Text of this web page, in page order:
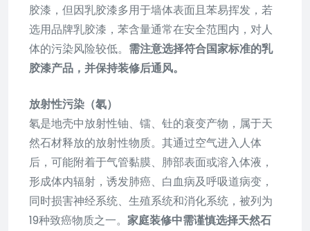
胶漆，但因乳胶漆多用于墙体表面且苯易挥发，若
选用品牌乳胶漆，苯含量通常在安全范围内，对人
体的污染风险较低。 需注意选择符合国家标准的乳
胶漆产品，并保持装修后通风。
放射性污染（氡）
氡是地壳中放射性铀、镭、钍的衰变产物，属于天
然石材释放的放射性物质。其通过空气进入人体
后，可能附着于气管黏膜、肺部表面或溶入体液，
形成体内辐射，诱发肺癌、白血病及呼吸道病变，
同时损害神经系统、生殖系统和消化系统，被列为
19种致癌物质之一。 家庭装修中需谨慎选择天然石